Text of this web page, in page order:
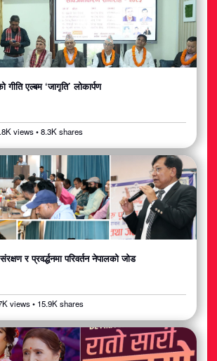
गीति एल्बम ‘जागृति’ लोकार्पण
views • 8.3K shares
र प्रवर्द्धनमा परिवर्तन नेपालको जोड
views • 15.9K shares